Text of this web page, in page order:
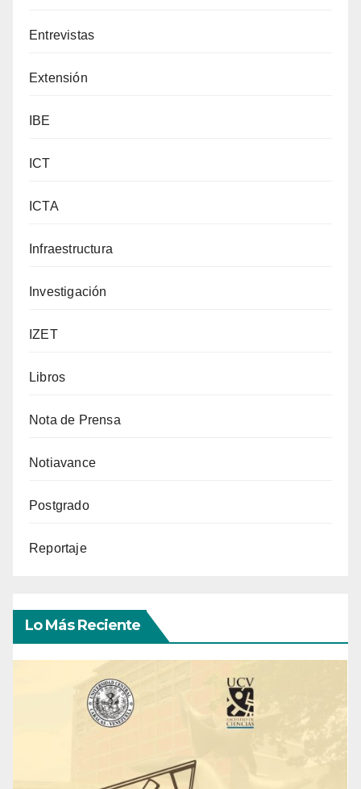
Entrevistas
Extensión
IBE
ICT
ICTA
Infraestructura
Investigación
IZET
Libros
Nota de Prensa
Notiavance
Postgrado
Reportaje
Lo Más Reciente